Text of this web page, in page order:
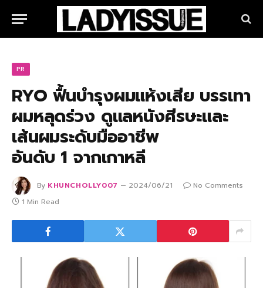
PR
RYO ฟื้นบำรุงผมแห้งเสีย บรรเทา
ผมหลุดร่วง ดูแลหนังศีรษะและ
เส้นผมระดับมืออาชีพ
อันดับ 1 จากเกาหลี
By KHUNCHOLLY007 2024/06/21
No Comments
1 Min Read